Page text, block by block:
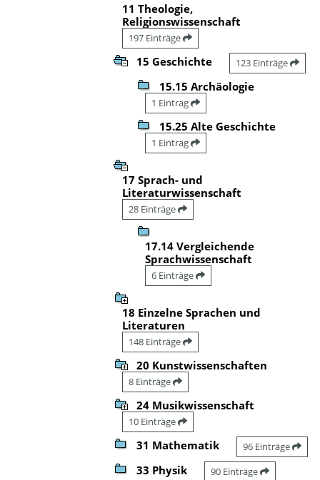
11 Theologie,
Religionswissenschaft
197 Einträge
15 Geschichte 123 Einträge
15.15 Archäologie
1 Eintrag
15.25 Alte Geschichte
1 Eintrag
17 Sprach- und
Literaturwissenschaft
28 Einträge
17.14 Vergleichende
Sprachwissenschaft
6 Einträge
18 Einzelne Sprachen und
Literaturen
148 Einträge
20 Kunstwissenschaften
8 Einträge
24 Musikwissenschaft
10 Einträge
31 Mathematik 96 Einträge
33 Physik 90 Einträge